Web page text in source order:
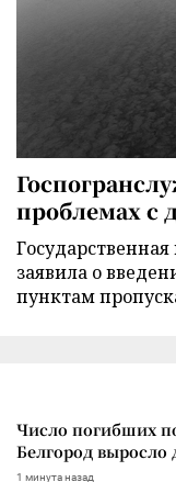
проблемах с
заявила о
пунктам
Число погибших
Белгород выросло
1 минута назад